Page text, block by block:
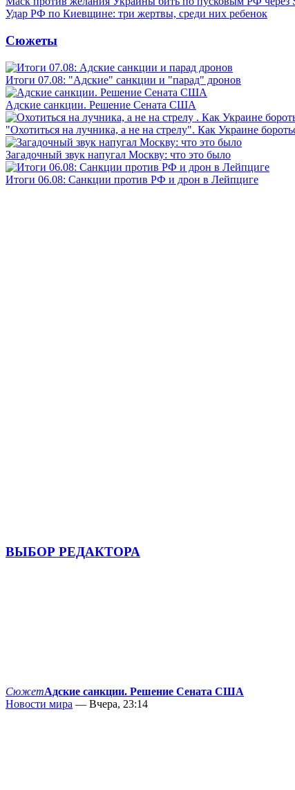
Удар РФ по Киевщине: три жертвы, среди них ребенок
Сюжеты
Итоги 07.08: "Адские" санкции и "парад" дронов
Адские санкции. Решение Сената США
"Охотиться на лучника, а не на стрелу". Как Украине
Загадочный звук напугал Москву: что это было
Итоги 06.08: Санкции против РФ и дрон в Лейпциге
ВЫБОР РЕДАКТОРА
СюжетАдские санкции. Решение Сената США
Новости мира — Вчера, 23:14